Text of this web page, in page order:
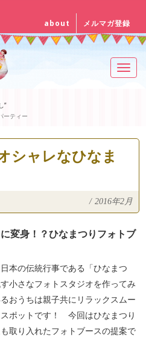
about メルマガ登録
”
ーティー
シャレなひなま
/ 2016年2月
変身！？ひなまつりフォトブ
本の伝統行事である「ひなまつ
小さなフォトスタジオを作ってみ
おうちは親子共にリラックスムー
ポットです！ 今回はひなまつり
取り入れたフォトブースの提案で